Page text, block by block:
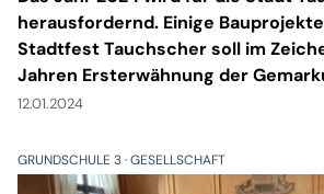
herausfordernd. Einige
Stadtfest Tauchscher soll im
Jahren Ersterwähnung der
stattfinden, auf dem Schloss
24 Millionen Euro investiert die
diesem Jahr in Neubauten,
12.01.2024
GRUNDSCHULE 3 GESELLSCHAFT